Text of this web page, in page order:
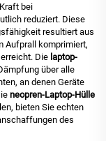
bei
reduziert. Diese
resultiert aus
Aufprall komprimiert,
Die laptop-
über alle
an denen Geräte
neopren-Laptop-Hülle
bieten Sie echten
des